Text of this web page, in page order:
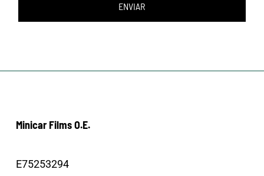
ENVIAR
Minicar Films O.E.
E75253294